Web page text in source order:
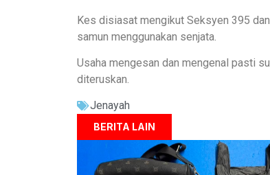
Kes disiasat mengikut Seksyen 395
samun menggunakan senjata.
Usaha mengesan dan mengenal pasti
diteruskan.
Jenayah
BERITA LAIN